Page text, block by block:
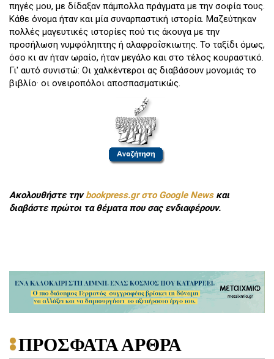
πηγές μου, με δίδαξαν πάμπολλα πράγματα με την σοφία τους.
Κάθε όνομα ήταν και μία συναρπαστική ιστορία. Μαζεύτηκαν
πολλές μαγευτικές ιστορίες πού τις άκουγα με την
προσήλωση νυμφόληπτης ή αλαφροΐσκιωτης. Το ταξίδι όμως,
όσο κι αν ήταν ωραίο, ήταν μεγάλο και στο τέλος κουραστικό.
Γι' αυτό συνιστώ: Οι χαλκέντεροι ας διαβάσουν μονομιάς το
βιβλίο· οι ονειροπόλοι αποσπασματικώς.
Ακολουθήστε τηνbookpress.gr στο Google Newsκαι
διαβάστε πρώτοι τα θέματα που σας ενδιαφέρουν.
ΠΡΟΣΦΑΤΑ ΑΡΘΡΑ